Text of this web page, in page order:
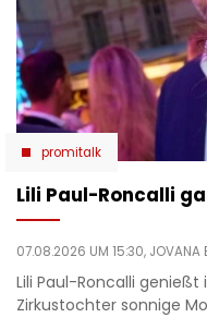
promitalk
Lili Paul-Roncalli
07.08.2026 UM 15:30, JOVANA
Lili Paul-Roncalli
Zirkustochter sonnige